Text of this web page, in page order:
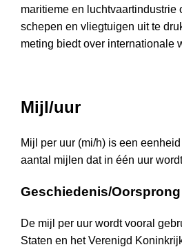
maritieme en luchtvaartindustrie
schepen en vliegtuigen uit te
meting biedt over internationale
Mijl/uur
Mijl per uur (mi/h) is een
aantal mijlen dat in één uur
Geschiedenis/Oorsprong
De mijl per uur wordt vooral
Staten en het Verenigd